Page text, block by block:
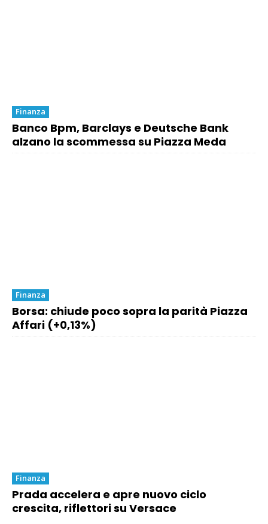
Finanza
Banco Bpm, Barclays e Deutsche Bank
alzano la scommessa su Piazza Meda
Finanza
Borsa: chiude poco sopra la parità Piazza
Affari (+0,13%)
Finanza
Prada accelera e apre nuovo ciclo
crescita, riflettori su Versace